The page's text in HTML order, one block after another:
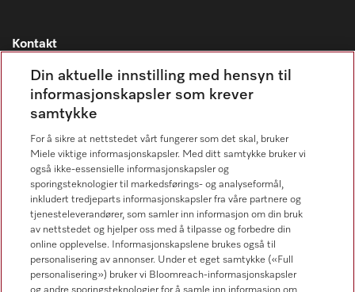
Kontakt
Kontaktoversikt
Miele Professional Service
67 17 34 40
Forbrukerkontakt
67 17 31 00
Forhandlersøk
Din aktuelle innstilling med hensyn til
informasjonskapsler som krever
samtykke
For å sikre at nettstedet vårt fungerer som det skal, bruker
Miele viktige informasjonskapsler. Med ditt samtykke bruker vi
også ikke-essensielle informasjonskapsler og
sporingsteknologier til markedsførings- og analyseformål,
inkludert tredjeparts informasjonskapsler fra våre partnere og
tjenesteleverandører, som samler inn informasjon om din bruk
av nettstedet og hjelper oss med å tilpasse og forbedre din
online opplevelse. Informasjonskapslene brukes også til
personalisering av annonser. Under et eget samtykke («Full
personalisering») bruker vi Bloomreach-informasjonskapsler